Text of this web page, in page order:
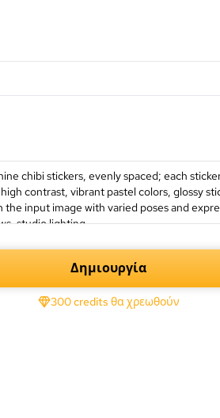
Δημιουργία
300 credits θα χρεωθούν